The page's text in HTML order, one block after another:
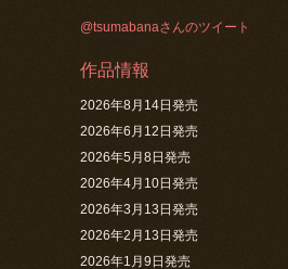
@tsumabanaさんのツイート
作品情報
2026年8月14日発売
2026年6月12日発売
2026年5月8日発売
2026年4月10日発売
2026年3月13日発売
2026年2月13日発売
2026年1月9日発売